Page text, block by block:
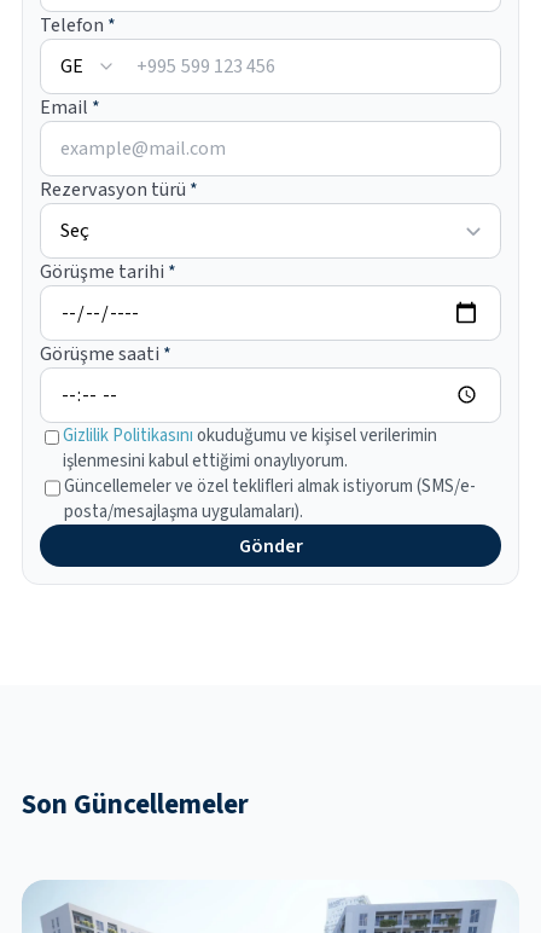
Telefon *
+995
Email *
Rezervasyon türü *
Görüşme tarihi *
Görüşme saati *
Gizlilik Politikasını okuduğumu ve kişisel verilerimin
işlenmesini kabul ettiğimi onaylıyorum.
Güncellemeler ve özel teklifleri almak istiyorum (SMS/e-
posta/mesajlaşma uygulamaları).
Gönder
Son Güncellemeler